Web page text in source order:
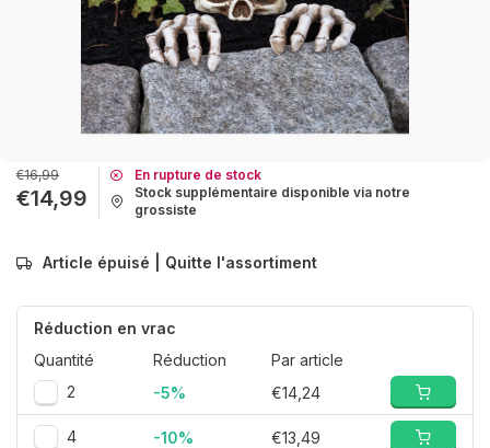
€16,99
€14,99
En rupture de stock
Stock supplémentaire disponible via notre
grossiste
Article épuisé | Quitte l'assortiment
Réduction en vrac
Quantité
Réduction
Par article
2
-5% €14,24
4 -10% €13,49